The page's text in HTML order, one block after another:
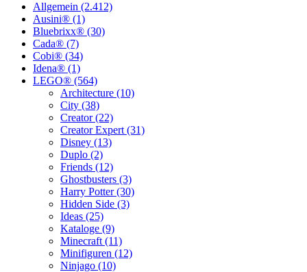
Allgemein (2.412)
Ausini® (1)
Bluebrixx® (30)
Cada® (7)
Cobi® (34)
Idena® (1)
LEGO® (564)
Architecture (10)
City (38)
Creator (22)
Creator Expert (31)
Disney (13)
Duplo (2)
Friends (12)
Ghostbusters (3)
Harry Potter (30)
Hidden Side (3)
Ideas (25)
Kataloge (9)
Minecraft (11)
Minifiguren (12)
Ninjago (10)